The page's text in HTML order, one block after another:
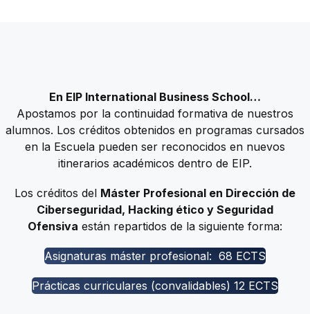
En EIP International Business School…
Apostamos por la continuidad formativa de nuestros
alumnos. Los créditos obtenidos en programas cursados
en la Escuela pueden ser reconocidos en nuevos
itinerarios académicos dentro de EIP.
Los créditos del Máster Profesional en Dirección de
Ciberseguridad, Hacking ético y Seguridad
Ofensiva están repartidos de la siguiente forma:
Asignaturas máster profesional: 68 ECTS
Prácticas curriculares (convalidables) 12 ECTS